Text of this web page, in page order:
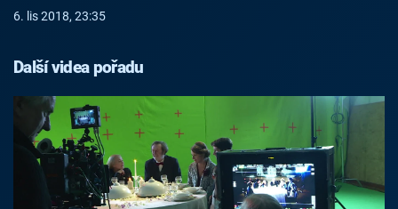
6. lis 2018, 23:35
Další videa pořadu